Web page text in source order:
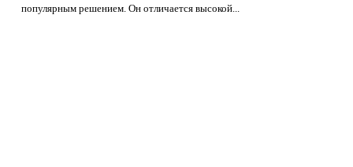
популярным решением. Он отличается высокой...